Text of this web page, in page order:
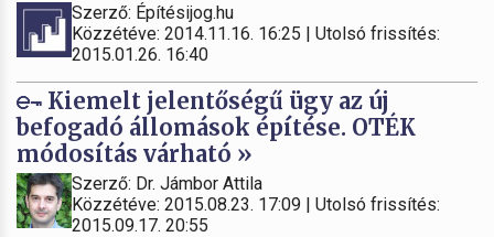
Szerző: Építésijog.hu
Közzétéve: 2014.11.16. 16:25 | Utolsó frissítés:
2015.01.26. 16:40
Kiemelt jelentőségű ügy az új
befogadó állomások építése. OTÉK
módosítás várható »
Szerző: Dr. Jámbor Attila
Közzétéve: 2015.08.23. 17:09 | Utolsó frissítés:
2015.09.17. 20:55